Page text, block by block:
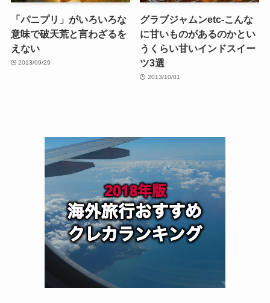
「パニプリ」がいろいろな
意味で破天荒と言わざるを
えない
2013/09/29
グラブジャムンetc-こんな
に甘いものがあるのかとい
うくらい甘いインドスイー
ツ3選
2013/10/01